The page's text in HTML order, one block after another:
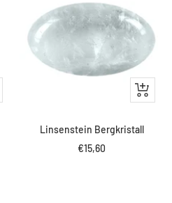
IN
DEN
Linsenstein Bergkristall
Angebotspreis
€15,60